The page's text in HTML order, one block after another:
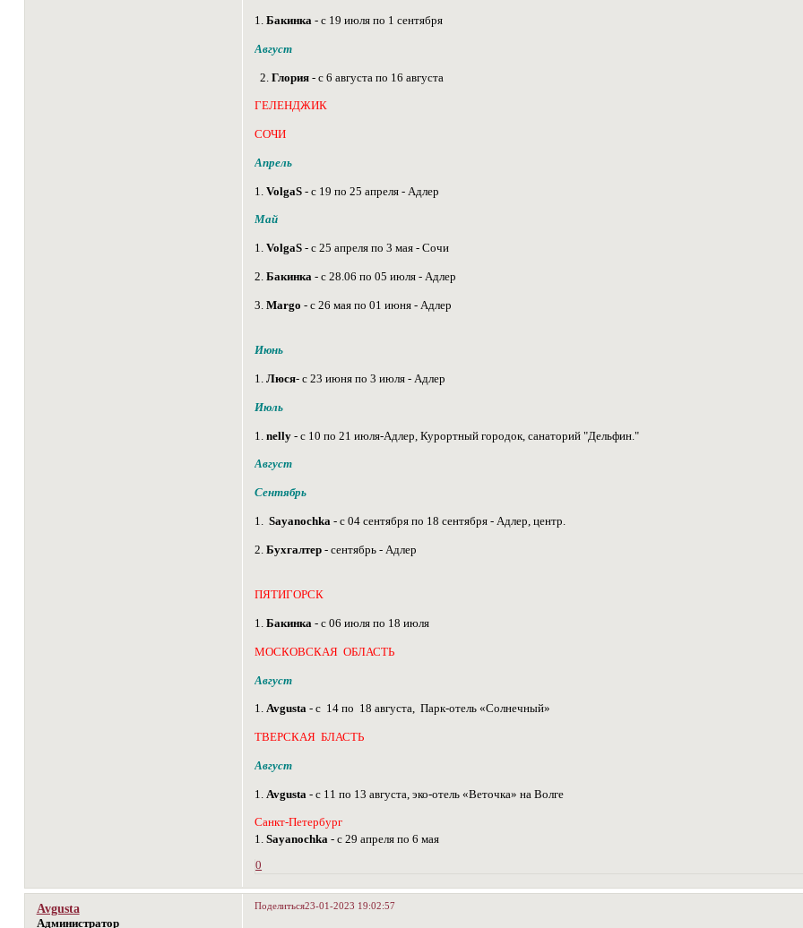
1.Бакинка - с 19 июля по 1 сентября
Август
2.Глория - с 6 августа по 16 августа
ГЕЛЕНДЖИК
СОЧИ
Апрель
1.VolgaS - с 19 по 25 апреля - Адлер
Май
1.VolgaS - с 25 апреля по 3 мая - Сочи
2.Бакинка - с 28.06 по 05 июля - Адлер
3.Margo - с 26 мая по 01 июня - Адлер
Июнь
1.Люся- с 23 июня по 3 июля - Адлер
Июль
1.nelly - с 10 по 21 июля-Адлер, Курортный городок, санаторий "Дельфин."
Август
Сентябрь
1.Sayanochka - с 04 сентября по 18 сентября - Адлер, центр.
2.Бухгалтер - сентябрь - Адлер
ПЯТИГОРСК
1.Бакинка - с 06 июля по 18 июля
МОСКОВСКАЯ ОБЛАСТЬ
Август
1.Avgusta - с 14 по 18 августа, Парк-отель «Солнечный»
ТВЕРСКАЯ БЛАСТЬ
Август
1. Avgusta - с 11 по 13 августа, эко-отель «Веточка» на Волге
Санкт-Петербург
1.Sayanochka - с 29 апреля по 6 мая
0
Поделиться23-01-2023 19:02:57
Avgusta
Администратор